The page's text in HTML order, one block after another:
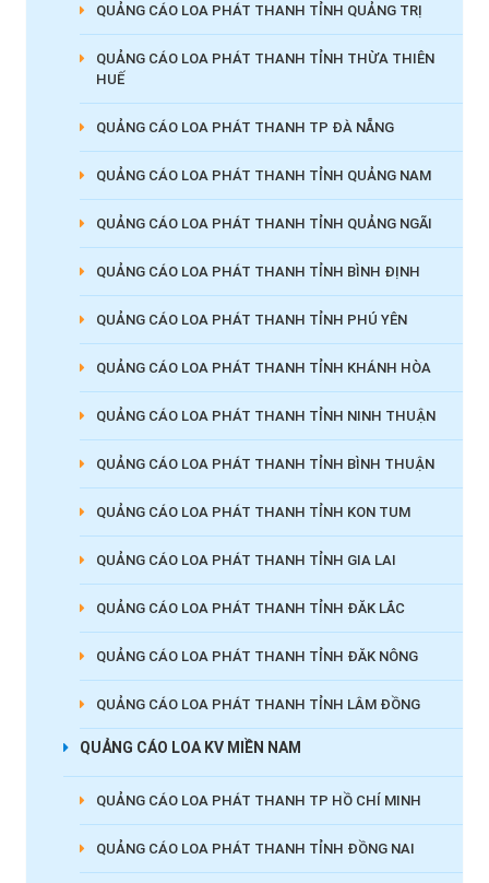
QUẢNG CÁO LOA PHÁT THANH TỈNH QUẢNG TRỊ
QUẢNG CÁO LOA PHÁT THANH TỈNH THỪA THIÊN
HUẾ
QUẢNG CÁO LOA PHÁT THANH TP ĐÀ NẴNG
QUẢNG CÁO LOA PHÁT THANH TỈNH QUẢNG NAM
QUẢNG CÁO LOA PHÁT THANH TỈNH QUẢNG NGÃI
QUẢNG CÁO LOA PHÁT THANH TỈNH BÌNH ĐỊNH
QUẢNG CÁO LOA PHÁT THANH TỈNH PHÚ YÊN
QUẢNG CÁO LOA PHÁT THANH TỈNH KHÁNH HÒA
QUẢNG CÁO LOA PHÁT THANH TỈNH NINH THUẬN
QUẢNG CÁO LOA PHÁT THANH TỈNH BÌNH THUẬN
QUẢNG CÁO LOA PHÁT THANH TỈNH KON TUM
QUẢNG CÁO LOA PHÁT THANH TỈNH GIA LAI
QUẢNG CÁO LOA PHÁT THANH TỈNH ĐĂK LẮC
QUẢNG CÁO LOA PHÁT THANH TỈNH ĐĂK NÔNG
QUẢNG CÁO LOA PHÁT THANH TỈNH LÂM ĐỒNG
QUẢNG CÁO LOA KV MIỀN NAM
QUẢNG CÁO LOA PHÁT THANH TP HỒ CHÍ MINH
QUẢNG CÁO LOA PHÁT THANH TỈNH ĐỒNG NAI